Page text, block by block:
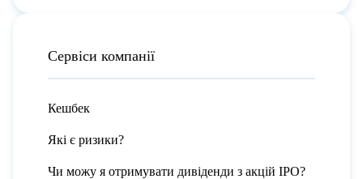
Сервіси компанії
Кешбек
Які є ризики?
Чи можу я отримувати дивіденди з акцій IPO?